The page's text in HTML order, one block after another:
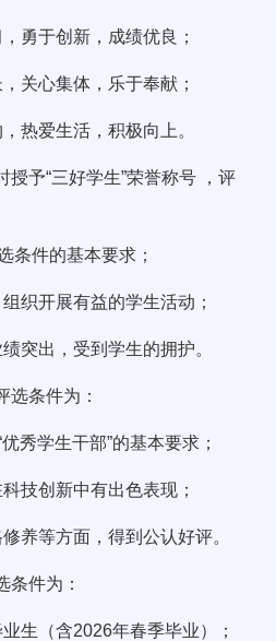
勇于创新，成绩优良；
关心集体，乐于奉献；
热爱生活，积极向上。
授予“三好学生”荣誉称号 ，评
条件的基本要求；
织开展有益的学生活动；
突出，受到学生的拥护。
选条件为：
秀学生干部”的基本要求；
技创新中有出色表现；
养等方面，得到公认好评。
条件为：
生（含2026年春季毕业）；